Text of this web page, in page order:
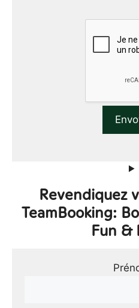
Revendiquez
TeamBooking:
Fun &